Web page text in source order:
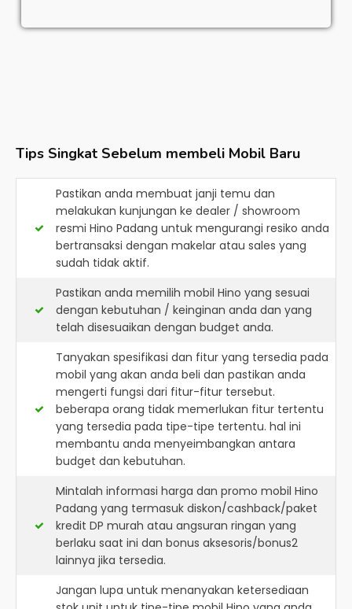
Tips Singkat Sebelum membeli Mobil Baru
Pastikan anda membuat janji temu dan
melakukan kunjungan ke dealer / showroom
resmi Hino Padang untuk mengurangi resiko anda
bertransaksi dengan makelar atau sales yang
sudah tidak aktif.
Pastikan anda memilih mobil Hino yang sesuai
dengan kebutuhan / keinginan anda dan yang
telah disesuaikan dengan budget anda.
Tanyakan spesifikasi dan fitur yang tersedia pada
mobil yang akan anda beli dan pastikan anda
mengerti fungsi dari fitur-fitur tersebut.
beberapa orang tidak memerlukan fitur tertentu
yang tersedia pada tipe-tipe tertentu. hal ini
membantu anda menyeimbangkan antara
budget dan kebutuhan.
Mintalah informasi harga dan promo mobil Hino
Padang yang termasuk diskon/cashback/paket
kredit DP murah atau angsuran ringan yang
berlaku saat ini dan bonus aksesoris/bonus2
lainnya jika tersedia.
Jangan lupa untuk menanyakan ketersediaan